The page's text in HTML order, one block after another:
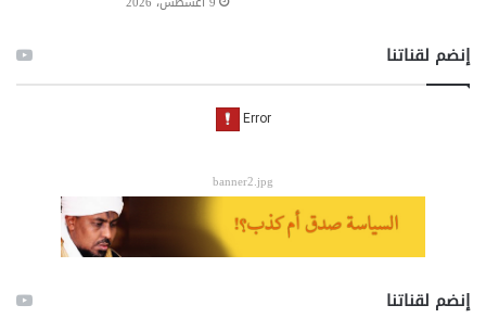
إنضم لقناتنا
banner2.jpg
إنضم لقناتنا